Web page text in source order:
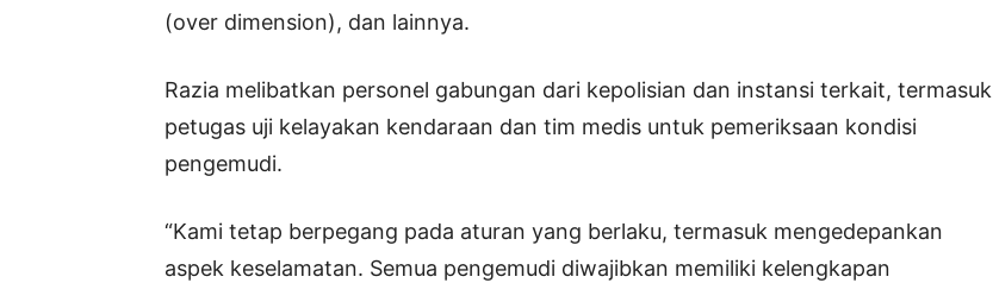
(over dimension), dan lainnya.
Razia melibatkan personel gabungan dari kepolisian dan instansi terkait, termasuk
petugas uji kelayakan kendaraan dan tim medis untuk pemeriksaan kondisi
pengemudi.
“Kami tetap berpegang pada aturan yang berlaku, termasuk mengedepankan
aspek keselamatan. Semua pengemudi diwajibkan memiliki kelengkapan